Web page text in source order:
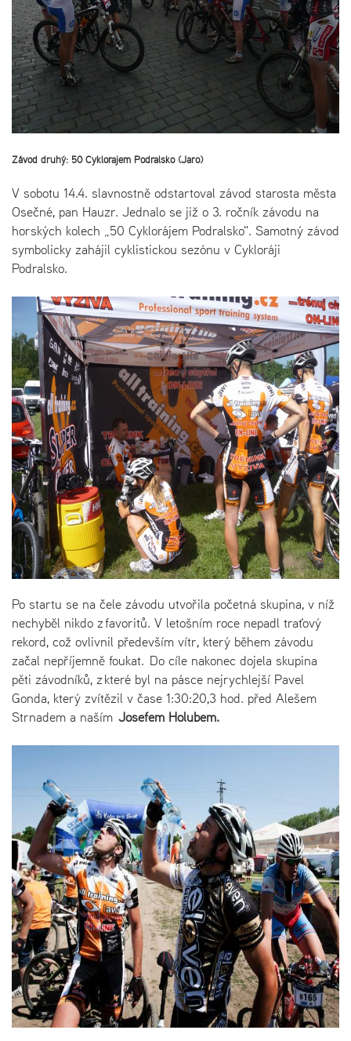
Závod druhý: 50 Cyklorajem Podralsko (Jaro)
V sobotu 14.4. slavnostně odstartoval závod starosta města
Osečné, pan Hauzr. Jednalo se již o 3. ročník závodu na
horských kolech „50 Cyklorájem Podralsko". Samotný závod
symbolicky zahájil cyklistickou sezónu v Cykloráji
Podralsko.
Po startu se na čele závodu utvořila početná skupina, v níž
nechyběl nikdo z favoritů. V letošním roce nepadl traťový
rekord, což ovlivnil především vítr, který během závodu
začal nepříjemně foukat. Do cíle nakonec dojela skupina
pěti závodníků, z které byl na pásce nejrychlejší Pavel
Gonda, který zvítězil v čase 1:30:20,3 hod. před Alešem
Strnadem a naším Josefem Holubem.